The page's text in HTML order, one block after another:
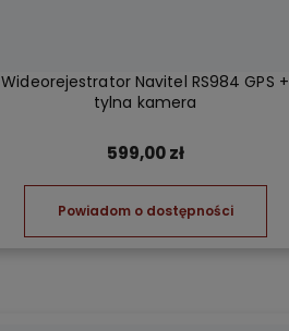
Wideorejestrator Navitel RS984 GPS +
tylna kamera
599,00 zł
Powiadom o dostępności